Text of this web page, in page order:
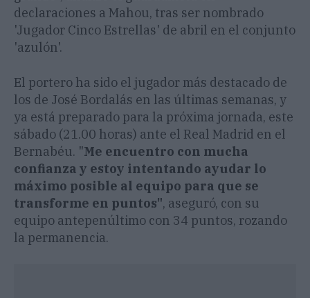
declaraciones a Mahou, tras ser nombrado
'Jugador Cinco Estrellas' de abril en el conjunto
'azulón'.
El portero ha sido el jugador más destacado de
los de José Bordalás en las últimas semanas, y
ya está preparado para la próxima jornada, este
sábado (21.00 horas) ante el Real Madrid en el
Bernabéu. "Me encuentro con mucha
confianza y estoy intentando ayudar lo
máximo posible al equipo para que se
transforme en puntos", aseguró, con su
equipo antepenúltimo con 34 puntos, rozando
la permanencia.